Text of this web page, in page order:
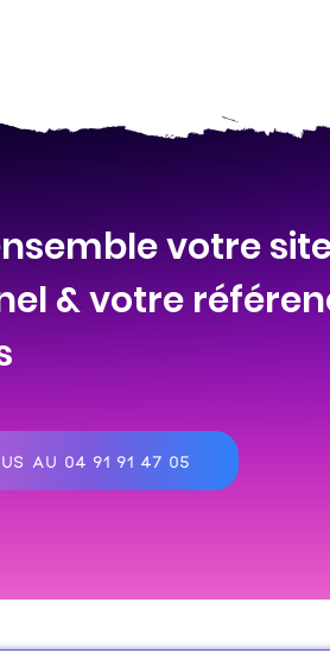
votre
& votre
AU 04 91 91 47 05